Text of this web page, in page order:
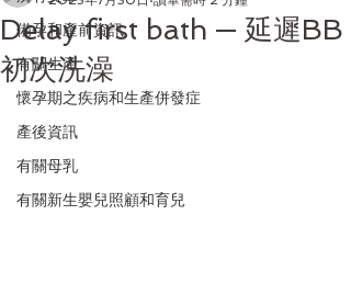
備孕和產前資訊
有關生產
懷孕期之疾病和生產併發症
產後資訊
有關母乳
有關新生嬰兒照顧和育兒
Delay first bath — 延遲BB
初次洗澡